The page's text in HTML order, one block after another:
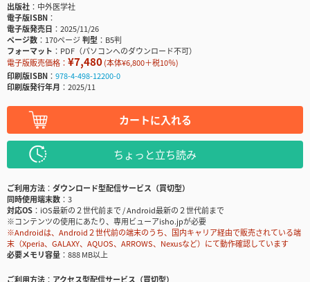
出版社
中外医学社
電子版ISBN
電子版発売日
2025/11/26
ページ数
170ページ判型
B5判
フォーマット
PDF（パソコンへのダウンロード不可）
電子版販売価格： ¥7,480(本体¥6,800＋税10％)
印刷版ISBN
978-4-498-12200-0
印刷版発行年月
2025/11
カートに入れる
ちょっと立ち読み
ご利用方法
ダウンロード型配信サービス（買切型）
同時使用端末数
3
対応OS
iOS最新の２世代前まで / Android最新の２世代前まで
※コンテンツの使用にあたり、専用ビューアisho.jpが必要
※Androidは、Android２世代前の端末のうち、国内キャリア経由で販売されている端
末（Xperia、GALAXY、AQUOS、ARROWS、Nexusなど）にて動作確認しています
必要メモリ容量
888 MB以上
ご利用方法
アクセス型配信サービス（買切型）